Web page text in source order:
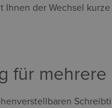
der Wechsel
für